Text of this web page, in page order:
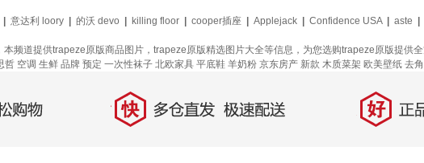
意达利 loory 的沃 devo killing floor cooper插座 Applejack Confidence USA aste
频道提供trapeze原版商品图片，trapeze原版精选图片大全等信息，为您选购trapeze原版提供
哲 空调 生鲜 品牌 预定 一次性袜子 北欧家具 平底鞋 羊奶粉 京东房产 新款 木质菜架 欧美壁纸 去
物 快 多仓直发，极速配送 好 正品